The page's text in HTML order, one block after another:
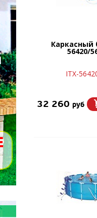
Каркасный
56420/
ITX-
32 260 руб